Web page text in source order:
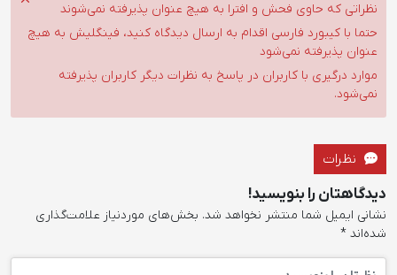
نظراتی که حاوی فحش و افترا به هیچ عنوان پذیرفته نمی‌شوند
حتما با کیبورد فارسی اقدام به ارسال دیدگاه کنید، فینگلیش به هیچ
عنوان پذیرفته نمی‌شود
موارد درگیری با کاربران در پاسخ به نظرات دیگر کاربران پذیرفته
نمی‌شود.
نظرات
دیدگاهتان را بنویسید!
نشانی ایمیل شما منتشر نخواهد شد. بخش‌های موردنیاز علامت‌گذاری
شده‌اند *